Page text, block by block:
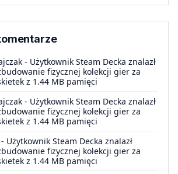
- Użytkownik Steam Decka znalazł
fizycznej kolekcji gier za
z 1.44 MB pamięci
- Użytkownik Steam Decka znalazł
fizycznej kolekcji gier za
z 1.44 MB pamięci
- Użytkownik Steam Decka znalazł
fizycznej kolekcji gier za
z 1.44 MB pamięci